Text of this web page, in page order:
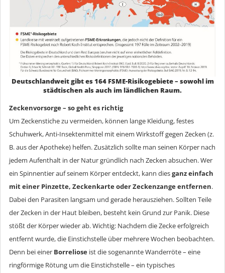
Deutschlandweit gibt es 164 FSME-Risikogebiete – sowohl im
städtischen als auch im ländlichen Raum.
Zeckenvorsorge – so geht es richtig
Um Zeckenstiche zu vermeiden, können lange Kleidung, festes
Schuhwerk, Anti-Insektenmittel mit einem Wirkstoff gegen Zecken (z.
B. aus der Apotheke) helfen. Zusätzlich sollte man seinen Körper nach
jedem Aufenthalt in der Natur gründlich nach Zecken absuchen. Wer
ein Spinnentier auf seinem Körper entdeckt, kann diesganz einfach
mit einer Pinzette, Zeckenkarte oder Zeckenzange entfernen.
Dabei den Parasiten langsam und gerade herausziehen. Sollten Teile
der Zecken in der Haut bleiben, besteht kein Grund zur Panik. Diese
stößt der Körper wieder ab. Wichtig: Nachdem die Zecke erfolgreich
entfernt wurde, die Einstichstelle über mehrere Wochen beobachten.
Denn bei einer Borreliose ist die sogenannte Wanderröte – eine
ringförmige Rötung um die Einstichstelle – ein typisches